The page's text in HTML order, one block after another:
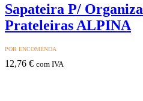
Sapateira P/
Prateleiras ALPINA
POR ENCOMENDA
12,76 € com IVA